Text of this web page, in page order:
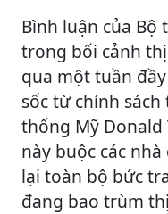
Bình luận của
trong bối cảnh
qua một tuần
sốc từ chính
thống Mỹ
này buộc các
lại toàn bộ bức
đang bao trùm